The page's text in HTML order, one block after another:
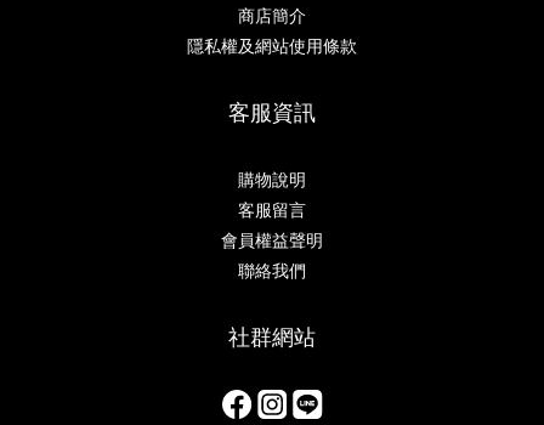
商店簡介
隱私權及網站使用條款
客服資訊
購物說明
客服留言
會員權益聲明
聯絡我們
社群網站